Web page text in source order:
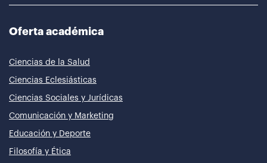
Oferta académica
Ciencias de la Salud
Ciencias Eclesiásticas
Ciencias Sociales y Jurídicas
Comunicación y Marketing
Educación y Deporte
Filosofía y Ética